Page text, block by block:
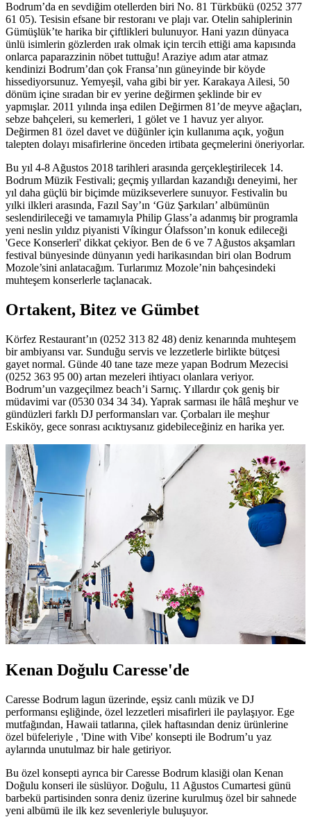
Bodrum’da en sevdiğim otellerden biri No. 81 Türkbükü (0252 377
61 05). Tesisin efsane bir restoranı ve plajı var. Otelin sahiplerinin
Gümüşlük’te harika bir çiftlikleri bulunuyor. Hani yazın dünyaca
ünlü isimlerin gözlerden ırak olmak için tercih ettiği ama kapısında
onlarca paparazzinin nöbet tuttuğu! Araziye adım atar atmaz
kendinizi Bodrum’dan çok Fransa’nın güneyinde bir köyde
hissediyorsunuz. Yemyeşil, vaha gibi bir yer. Karakaya Ailesi, 50
dönüm içine sıradan bir ev yerine değirmen şeklinde bir ev
yapmışlar. 2011 yılında inşa edilen Değirmen 81’de meyve ağaçları,
sebze bahçeleri, su kemerleri, 1 gölet ve 1 havuz yer alıyor.
Değirmen 81 özel davet ve düğünler için kullanıma açık, yoğun
talepten dolayı misafirlerine önceden irtibata geçmelerini öneriyorlar.
Bu yıl 4-8 Ağustos 2018 tarihleri arasında gerçekleştirilecek 14.
Bodrum Müzik Festivali; geçmiş yıllardan kazandığı deneyimi, her
yıl daha güçlü bir biçimde müzikseverlere sunuyor. Festivalin bu
yılki ilkleri arasında, Fazıl Say’ın ‘Güz Şarkıları’ albümünün
seslendirileceği ve tamamıyla Philip Glass’a adanmış bir programla
yeni neslin yıldız piyanisti Víkingur Ólafsson’ın konuk edileceği
'Gece Konserleri' dikkat çekiyor. Ben de 6 ve 7 Ağustos akşamları
festival bünyesinde dünyanın yedi harikasından biri olan Bodrum
Mozole’sini anlatacağım. Turlarımız Mozole’nin bahçesindeki
muhteşem konserlerle taçlanacak.
Ortakent, Bitez ve Gümbet
Körfez Restaurant’ın (0252 313 82 48) deniz kenarında muhteşem
bir ambiyansı var. Sunduğu servis ve lezzetlerle birlikte bütçesi
gayet normal. Günde 40 tane taze meze yapan Bodrum Mezecisi
(0252 363 95 00) artan mezeleri ihtiyacı olanlara veriyor.
Bodrum’un vazgeçilmez beach’i Sarnıç. Yıllardır çok geniş bir
müdavimi var (0530 034 34 34). Yaprak sarması ile hâlâ meşhur ve
gündüzleri farklı DJ performansları var. Çorbaları ile meşhur
Eskiköy, gece sonrası acıktıysanız gidebileceğiniz en harika yer.
Kenan Doğulu Caresse'de
Caresse Bodrum lagun üzerinde, eşsiz canlı müzik ve DJ
performansı eşliğinde, özel lezzetleri misafirleri ile paylaşıyor. Ege
mutfağından, Hawaii tatlarına, çilek haftasından deniz ürünlerine
özel büfeleriyle , 'Dine with Vibe' konsepti ile Bodrum’u yaz
aylarında unutulmaz bir hale getiriyor.
Bu özel konsepti ayrıca bir Caresse Bodrum klasiği olan Kenan
Doğulu konseri ile süslüyor. Doğulu, 11 Ağustos Cumartesi günü
barbekü partisinden sonra deniz üzerine kurulmuş özel bir sahnede
yeni albümü ile ilk kez sevenleriyle buluşuyor.